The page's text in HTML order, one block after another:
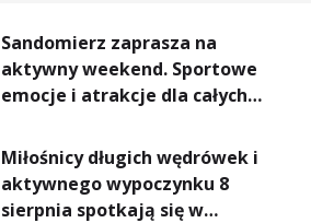
Sandomierz zaprasza na
aktywny weekend. Sportowe
emocje i atrakcje dla całych
Miłośnicy długich wędrówek i
aktywnego wypoczynku 8
sierpnia spotkają się w